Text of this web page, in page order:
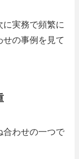
に実務で頻繁に
の事例を見て
合わせの一つで